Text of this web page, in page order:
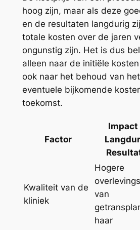
hoog zijn, maar als deze
en de resultaten langdurig
totale kosten over de jaren
ongunstig zijn. Het is dus
alleen naar de initiële
ook naar het behoud van
eventuele bijkomende
toekomst.
Factor
Impact
Kwaliteit van de
kliniek
Hogere
van
haar